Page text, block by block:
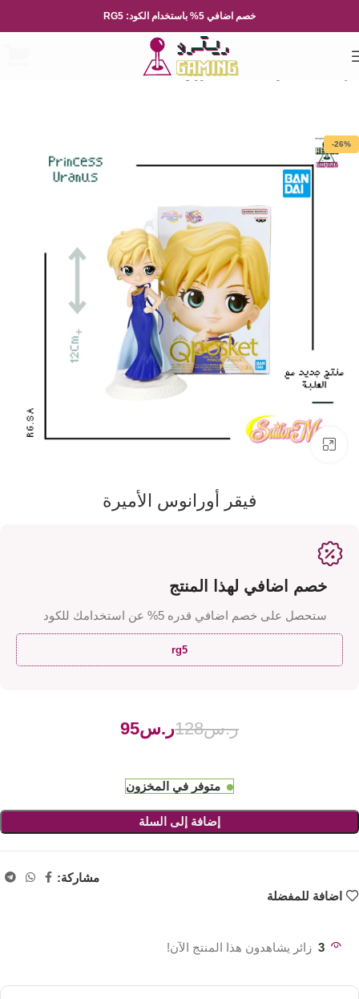
خصم اضافي 5% باستخدام الكود: RG5
العاب و مجسمات فيقرز و مجسمات يابانية
فيقر أورانوس الأميرة
خصم اضافي لهذا المنتج
ستحصل على خصم اضافي قدره 5% عن استخدامك للكود
rg5
ر.س128ر.س95
متوفر في المخزون
إضافة إلى السلة
مشاركة:
اضافة للمفضلة
3 زائر يشاهدون هذا المنتج الآن!
-26%
اضفط لتكبير الصورة